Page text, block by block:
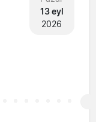
13 eyl
2026